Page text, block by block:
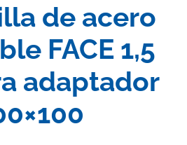
de acero
FACE 1,5
adaptador